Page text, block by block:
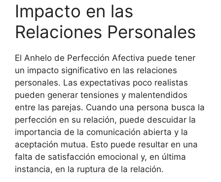
Impacto en las
Relaciones Personales
El Anhelo de Perfección Afectiva puede tener
un impacto significativo en las relaciones
personales. Las expectativas poco realistas
pueden generar tensiones y malentendidos
entre las parejas. Cuando una persona busca la
perfección en su relación, puede descuidar la
importancia de la comunicación abierta y la
aceptación mutua. Esto puede resultar en una
falta de satisfacción emocional y, en última
instancia, en la ruptura de la relación.